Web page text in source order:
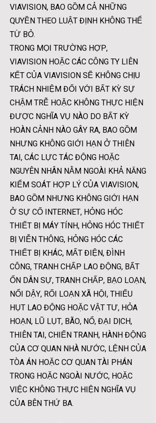
VIAVISION, BAO GỒM CẢ NHỮNG
QUYỀN THEO LUẬT ĐỊNH KHÔNG THỂ
TỪ BỎ.
TRONG MỌI TRƯỜNG HỢP,
VIAVISION HOẶC CÁC CÔNG TY LIÊN
KẾT CỦA VIAVISION SẼ KHÔNG CHỊU
TRÁCH NHIỆM ĐỐI VỚI BẤT KỲ SỰ
CHẬM TRỄ HOẶC KHÔNG THỰC HIỆN
ĐƯỢC NGHĨA VỤ NÀO DO BẤT KỲ
HOÀN CẢNH NÀO GÂY RA, BAO GỒM
NHƯNG KHÔNG GIỚI HẠN Ở THIÊN
TAI, CÁC LỰC TÁC ĐỘNG HOẶC
NGUYÊN NHÂN NẰM NGOÀI KHẢ NĂNG
KIỂM SOÁT HỢP LÝ CỦA VIAVISION,
BAO GỒM NHƯNG KHÔNG GIỚI HẠN
Ở SỰ CỐ INTERNET, HỎNG HÓC
THIẾT BỊ MÁY TÍNH, HỎNG HÓC THIẾT
BỊ VIỄN THÔNG, HỎNG HÓC CÁC
THIẾT BỊ KHÁC, MẤT ĐIỆN, ĐÌNH
CÔNG, TRANH CHẤP LAO ĐỘNG, BẤT
ỔN DÂN SỰ, TRANH CHẤP, BẠO LOẠN,
NỔI DẬY, RỐI LOẠN XÃ HỘI, THIẾU
HỤT LAO ĐỘNG HOẶC VẬT TƯ, HỎA
HOẠN, LŨ LỤT, BÃO, NỔ, ĐẠI DỊCH,
THIÊN TAI, CHIẾN TRANH, HÀNH ĐỘNG
CỦA CƠ QUAN NHÀ NƯỚC, LỆNH CỦA
TÒA ÁN HOẶC CƠ QUAN TÀI PHÁN
TRONG HOẶC NGOÀI NƯỚC, HOẶC
VIỆC KHÔNG THỰC HIỆN NGHĨA VỤ
CỦA BÊN THỨ BA.